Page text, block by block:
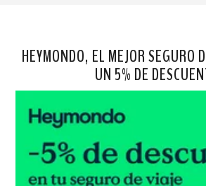
HEYMONDO, EL MEJOR SEGURO
UN 5% DE